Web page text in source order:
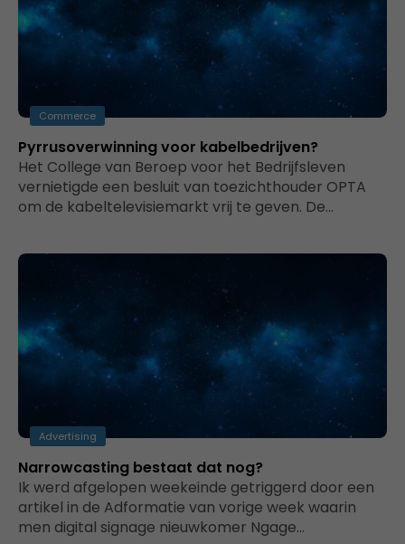
Commerce
Pyrrusoverwinning voor kabelbedrijven?
Het College van Beroep voor het Bedrijfsleven
vernietigde een besluit van toezichthouder OPTA
om de kabeltelevisiemarkt vrij te geven. De…
Advertising
Narrowcasting bestaat dat nog?
Ik werd afgelopen weekeinde getriggerd door een
artikel in de Adformatie van vorige week waarin
men digital signage nieuwkomer Ngage…